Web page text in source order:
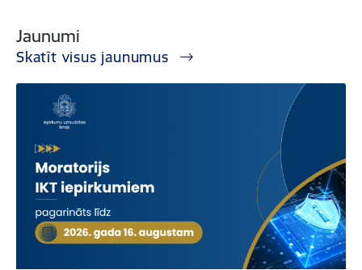
Jaunumi
Skatīt visus jaunumus